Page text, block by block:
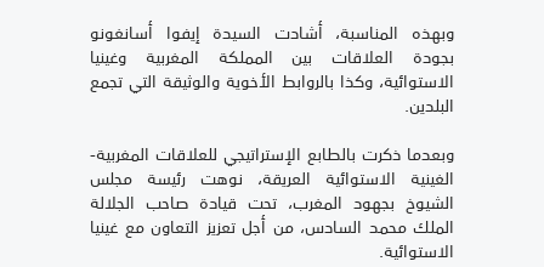
وبهذه المناسبة، أشادت السيدة إيفوا أسانغونو
بجودة العلاقات بين المملكة المغربية وغينيا
الاستوائية، وكذا بالروابط الأخوية والوثيقة التي تجمع
البلدين.
وبعدما ذكرت بالطابع الإستراتيجي للعلاقات المغربية-
الغينية الاستوائية العريقة، نوهت رئيسة مجلس
الشيوخ بجهود المغرب، تحت قيادة صاحب الجلالة
الملك محمد السادس، من أجل تعزيز التعاون مع غينيا
الاستوائية.